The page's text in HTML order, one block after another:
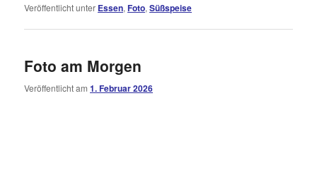
Veröffentlicht unter Essen,Foto,Süßspeise
Foto am Morgen
Veröffentlicht am1. Februar 2026